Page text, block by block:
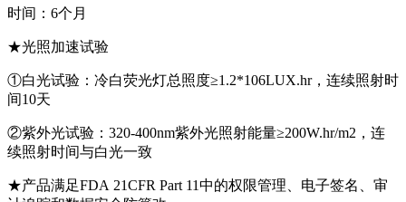
时间：6个月
★光照加速试验
①白光试验：冷白荧光灯总照度≥1.2*106LUX.hr，连续照射时
间10天
②紫外光试验：320-400nm紫外光照射能量≥200W.hr/m2，连
续照射时间与白光一致
★产品满足FDA 21CFR Part 11中的权限管理、电子签名、审